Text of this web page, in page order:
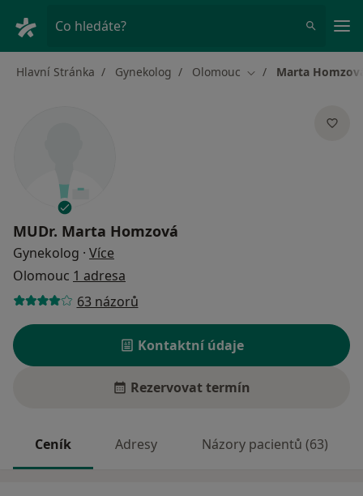
Co hledáte?
Hlavní Stránka Gynekolog Olomouc Změna města
Marta
MUDr. Marta Homzová
Gynekolog · Více
Olomouc 1 adresa
63 názorů
Kontaktní údaje
Rezervovat termín
Ceník Adresy Názory pacientů (63)